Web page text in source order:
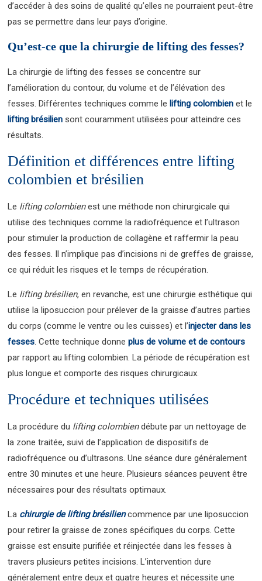
d’accéder à des soins de qualité qu’elles ne pourraient peut-être
pas se permettre dans leur pays d’origine.
Qu’est-ce que la chirurgie de lifting des fesses?
La chirurgie de lifting des fesses se concentre sur
l’amélioration du contour, du volume et de l’élévation des
fesses. Différentes techniques comme lelifting colombien et le
lifting brésilien sont couramment utilisées pour atteindre ces
résultats.
Définition et différences entre lifting
colombien et brésilien
Le lifting colombienest une méthode non chirurgicale qui
utilise des techniques comme la radiofréquence et l’ultrason
pour stimuler la production de collagène et raffermir la peau
des fesses. Il n’implique pas d’incisions ni de greffes de graisse,
ce qui réduit les risques et le temps de récupération.
Le lifting brésilien, en revanche, est une chirurgie esthétique qui
utilise la liposuccion pour prélever de la graisse d’autres parties
du corps (comme le ventre ou les cuisses) et l’injecter dans les
fesses. Cette technique donneplus de volume et de contours
par rapport au lifting colombien. La période de récupération est
plus longue et comporte des risques chirurgicaux.
Procédure et techniques utilisées
La procédure du lifting colombiendébute par un nettoyage de
la zone traitée, suivi de l’application de dispositifs de
radiofréquence ou d’ultrasons. Une séance dure généralement
entre 30 minutes et une heure. Plusieurs séances peuvent être
nécessaires pour des résultats optimaux.
La chirurgie de lifting brésiliencommence par une liposuccion
pour retirer la graisse de zones spécifiques du corps. Cette
graisse est ensuite purifiée et réinjectée dans les fesses à
travers plusieurs petites incisions. L’intervention dure
généralement entre deux et quatre heures et nécessite une